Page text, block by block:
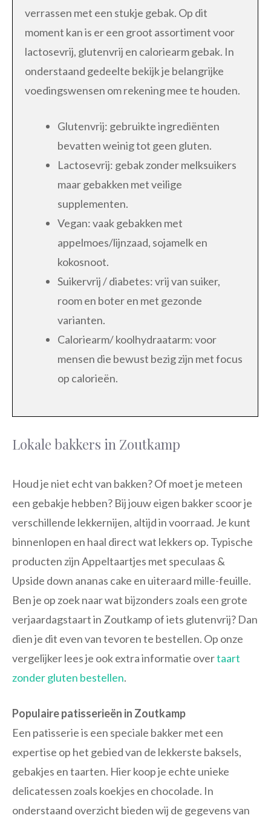
verrassen met een stukje gebak. Op dit
moment kan is er een groot assortiment voor
lactosevrij, glutenvrij en caloriearm gebak. In
onderstaand gedeelte bekijk je belangrijke
voedingswensen om rekening mee te houden.
Glutenvrij: gebruikte ingrediënten
bevatten weinig tot geen gluten.
Lactosevrij: gebak zonder melksuikers
maar gebakken met veilige
supplementen.
Vegan: vaak gebakken met
appelmoes/lijnzaad, sojamelk en
kokosnoot.
Suikervrij / diabetes: vrij van suiker,
room en boter en met gezonde
varianten.
Caloriearm/ koolhydraatarm: voor
mensen die bewust bezig zijn met focus
op calorieën.
Lokale bakkers in Zoutkamp
Houd je niet echt van bakken? Of moet je meteen
een gebakje hebben? Bij jouw eigen bakker scoor je
verschillende lekkernijen, altijd in voorraad. Je kunt
binnenlopen en haal direct wat lekkers op. Typische
producten zijn Appeltaartjes met speculaas &
Upside down ananas cake en uiteraard mille-feuille.
Ben je op zoek naar wat bijzonders zoals een grote
verjaardagstaart in Zoutkamp of iets glutenvrij? Dan
dien je dit even van tevoren te bestellen. Op onze
vergelijker lees je ook extra informatie overtaart
zonder gluten bestellen.
Populaire patisserieën in Zoutkamp
Een patisserie is een speciale bakker met een
expertise op het gebied van de lekkerste baksels,
gebakjes en taarten. Hier koop je echte unieke
delicatessen zoals koekjes en chocolade. In
onderstaand overzicht bieden wij de gegevens van